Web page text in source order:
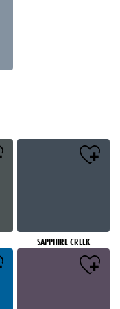
SAPPHIRE CREEK